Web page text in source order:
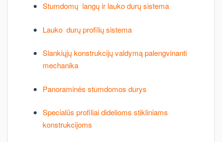
Stumdomų langų ir lauko durų sistema
Lauko durų profilių sistema
Slankiųjų konstrukcijų valdymą palengvinanti
mechanika
Panoraminės stumdomos durys
Specialūs profiliai didelioms stikliniams
konstrukcijoms